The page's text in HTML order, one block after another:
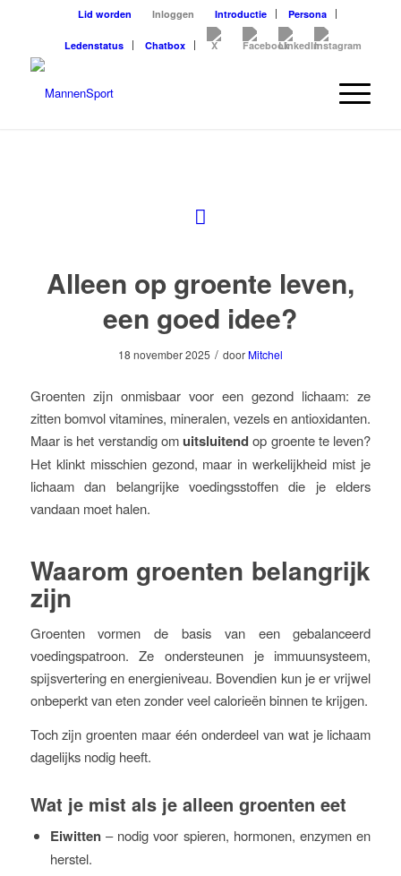
Lid worden Inloggen Introductie Persona
Ledenstatus Chatbox
Alleen op groente leven,
een goed idee?
18 november 2025 / door Mitchel
Groenten zijn onmisbaar voor een gezond lichaam: ze
zitten bomvol vitamines, mineralen, vezels en antioxidanten.
Maar is het verstandig omuitsluitendop groente te leven?
Het klinkt misschien gezond, maar in werkelijkheid mist je
lichaam dan belangrijke voedingsstoffen die je elders
vandaan moet halen.
Waarom groenten belangrijk
zijn
Groenten vormen de basis van een gebalanceerd
voedingspatroon. Ze ondersteunen je immuunsysteem,
spijsvertering en energieniveau. Bovendien kun je er vrijwel
onbeperkt van eten zonder veel calorieën binnen te krijgen.
Toch zijn groenten maar één onderdeel van wat je lichaam
dagelijks nodig heeft.
Wat je mist als je alleen groenten eet
Eiwitten– nodig voor spieren, hormonen, enzymen en
herstel.